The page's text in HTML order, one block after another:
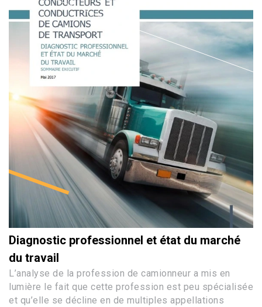
Diagnostic professionnel et état du marché
du travail
L’analyse de la profession de camionneur a mis en
lumière le fait que cette profession est peu spécialisée
et qu’elle se décline en de multiples appellations